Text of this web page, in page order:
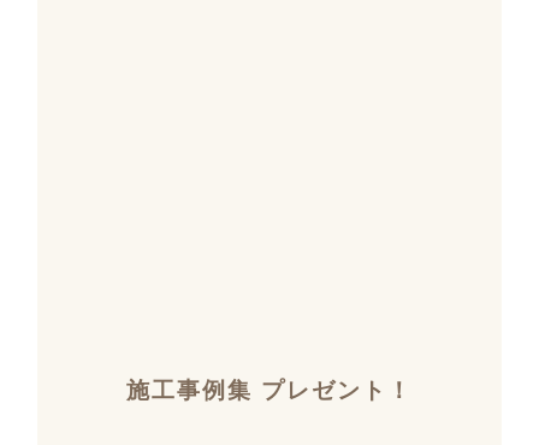
施工事例集 プレゼント！